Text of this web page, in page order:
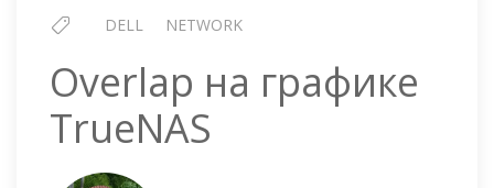
DELL NETWORK
Overlap на графике
TrueNAS